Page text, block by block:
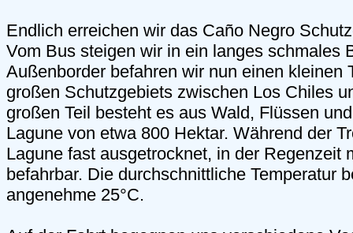
Endlich erreichen wir das Caño Negro
Vom Bus steigen wir in ein langes schmales
Außenborder befahren wir nun einen kleinen
großen Schutzgebiets zwischen Los Chiles
großen Teil besteht es aus Wald, Flüssen
Lagune von etwa 800 Hektar. Während der
Lagune fast ausgetrocknet, in der Regenzeit
befahrbar. Die durchschnittliche Temperatur
angenehme 25°C.